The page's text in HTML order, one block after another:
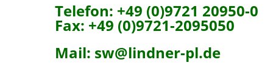
Telefon: +49 (0)9721 20950-0
Fax: +49 (0)9721-2095050
Mail: sw@lindner-pl.de